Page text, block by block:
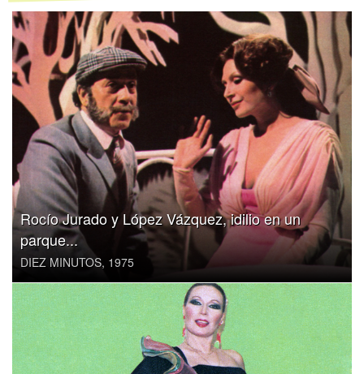
Rocío Jurado y López Vázquez, idilio en un
parque...
DIEZ MINUTOS, 1975